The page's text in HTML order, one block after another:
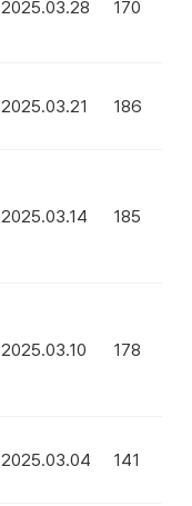
2025.03.28 170
2025.03.21 186
2025.03.14 185
2025.03.10 178
2025.03.04 141